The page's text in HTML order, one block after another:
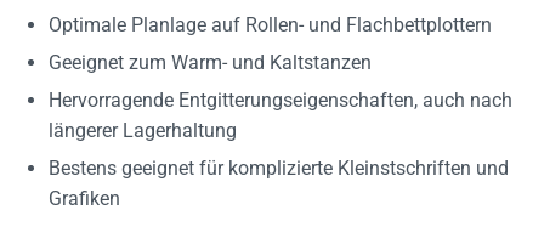
Optimale Planlage auf Rollen- und Flachbettplottern
Geeignet zum Warm- und Kaltstanzen
Hervorragende Entgitterungseigenschaften, auch nach
längerer Lagerhaltung
Bestens geeignet für komplizierte Kleinstschriften und
Grafiken